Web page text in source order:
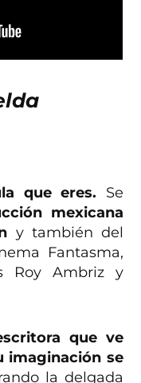
que eres. Se
mexicana
y también del
Fantasma,
Roy Ambriz y
que ve
imaginación se
la delgada